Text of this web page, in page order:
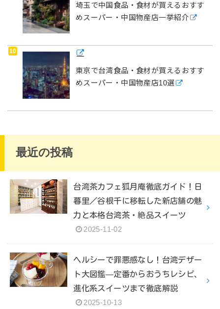
埼玉で中国食品・食材が買えるおすす
めスーパー・中国物産店一挙紹介
東京で台湾食品・食材が買えるおすす
めスーパー・中国物産店10選
最近の投稿
台湾茶カフェ狐月庵徹底ガイド！日
暮里／谷根千に移転した新店舗の魅
力と本格台湾茶・絶品スイーツ
2025-11-02
ヘルシーで罪悪感なし！台湾デザー
ト大図鑑—定番からおうちレシピ、
進化系スイーツまで徹底解説
2025-10-13